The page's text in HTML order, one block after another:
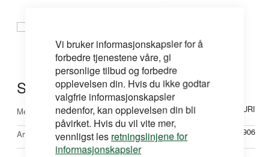
Vi bruker informasjonskapsler for å
forbedre tjenestene våre, gi
personlige tilbud og forbedre
opplevelsen din. Hvis du ikke godtar
valgfrie informasjonskapsler
nedenfor, kan opplevelsen din bli
påvirket. Hvis du vil vite mer,
vennligst les retningslinjene for
informasjonskapsler
Spesifikasjoner
Mer
informasjon
Merke DURI
Artikkelnr 750906